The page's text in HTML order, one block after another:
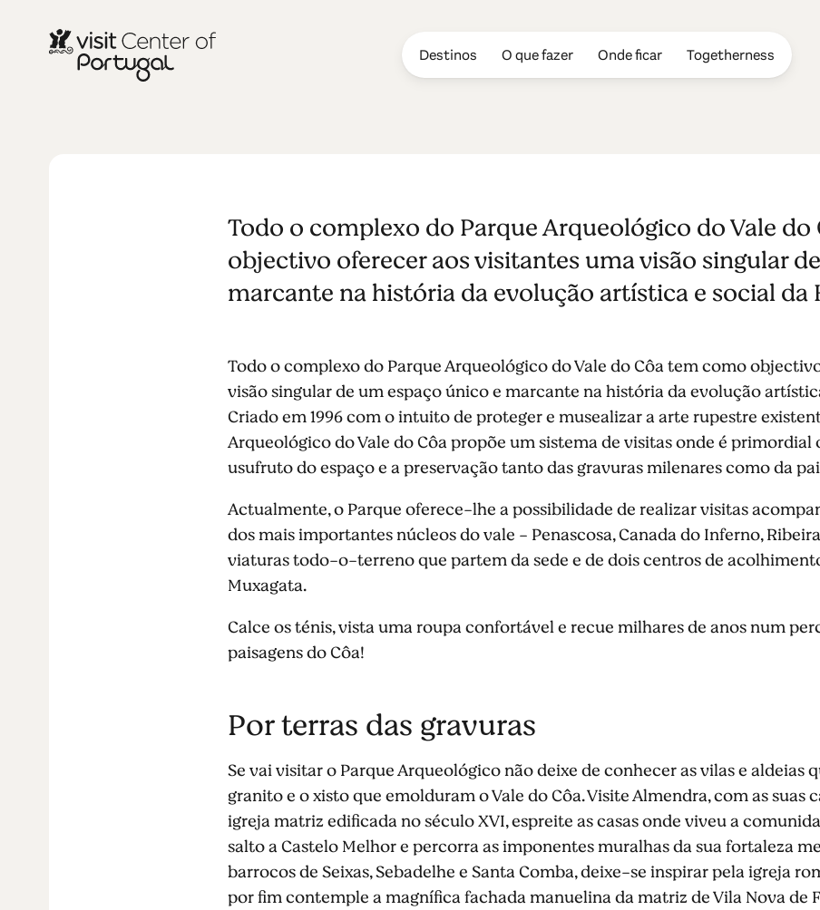
Destinos O que fazer Onde ficar Togetherness
Parque Arqueológico do
do Côa
Todo o complexo do Parque Arqueológico do Vale
objectivo oferecer aos visitantes uma visão singular
marcante na história da evolução artística e social da
Todo o complexo do Parque Arqueológico do Vale do Côa tem como
visão singular de um espaço único e marcante na história da evolução
Criado em 1996 com o intuito de proteger e musealizar a arte rupestre
Arqueológico do Vale do Côa propõe um sistema de visitas onde é
usufruto do espaço e a preservação tanto das gravuras milenares como da
Actualmente, o Parque oferece-lhe a possibilidade de realizar visitas
dos mais importantes núcleos do vale - Penascosa, Canada do Inferno,
viaturas todo-o-terreno que partem da sede e de dois centros de
Muxagata.
Calce os ténis, vista uma roupa confortável e recue milhares de anos num
paisagens do Côa!
Por terras das gravuras
Se vai visitar o Parque Arqueológico não deixe de conhecer as vilas e aldeias
granito e o xisto que emolduram o Vale do Côa. Visite Almendra, com as suas
igreja matriz edificada no século XVI, espreite as casas onde viveu a
salto a Castelo Melhor e percorra as imponentes muralhas da sua fortaleza
barrocos de Seixas, Sebadelhe e Santa Comba, deixe-se inspirar pela igreja
por fim contemple a magnífica fachada manuelina da matriz de Vila Nova de